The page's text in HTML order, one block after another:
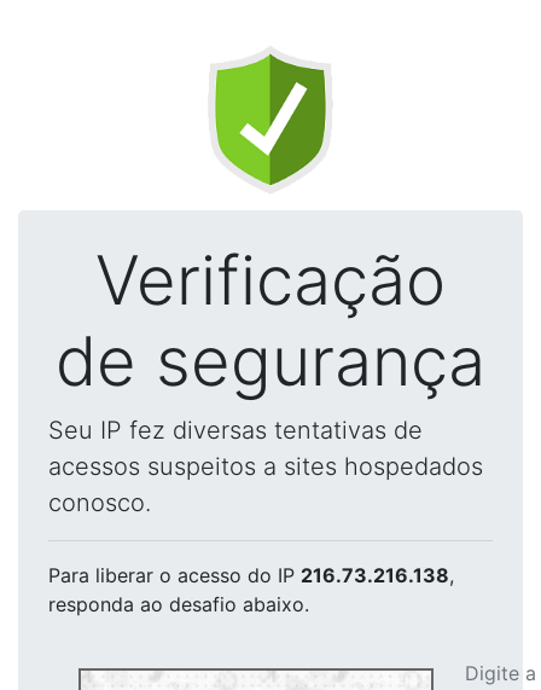
Verificação
de segurança
Seu IP fez diversas tentativas de
acessos suspeitos a sites hospedados
conosco.
Para liberar o acesso do IP 216.73.216.138,
responda ao desafio abaixo.
Digite